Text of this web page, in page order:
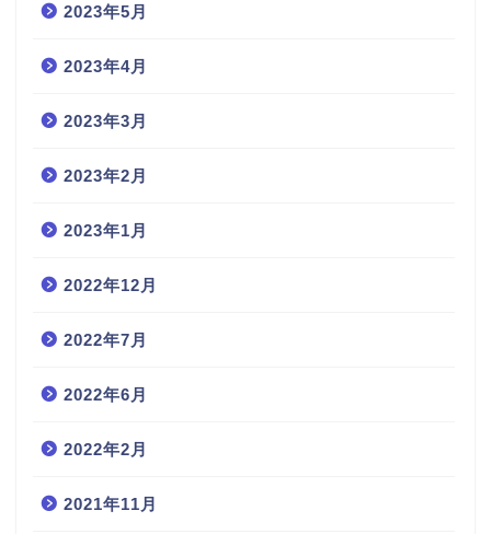
2023年5月
2023年4月
2023年3月
2023年2月
2023年1月
2022年12月
2022年7月
2022年6月
2022年2月
2021年11月